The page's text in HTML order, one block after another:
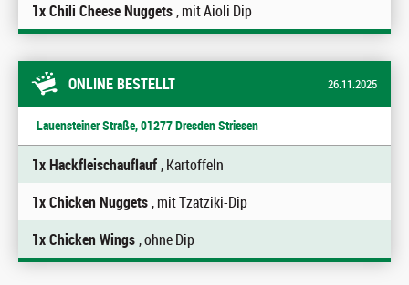
1x Chili Cheese Nuggets, mit Aioli Dip
ONLINE BESTELLT 26.11.2025
Lauensteiner Straße, 01277 Dresden Striesen
1x Hackfleischauflauf, Kartoffeln
1x Chicken Nuggets, mit Tzatziki-Dip
1x Chicken Wings, ohne Dip